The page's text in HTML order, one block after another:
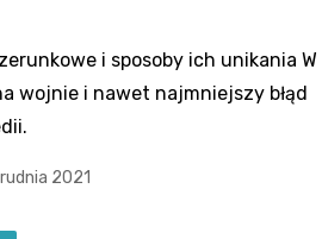
i sposoby ich unikania W
wojnie i nawet najmniejszy błąd
2021